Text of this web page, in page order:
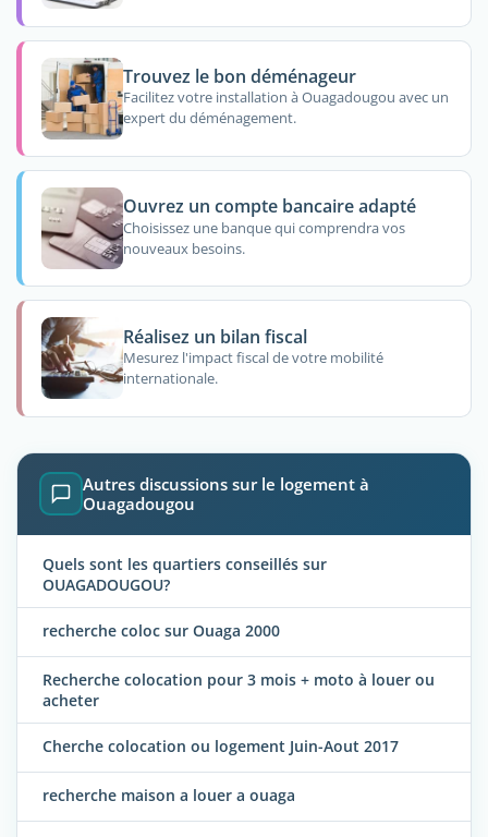
Trouvez le bon déménageur
Facilitez votre installation à Ouagadougou avec un
expert du déménagement.
Ouvrez un compte bancaire adapté
Choisissez une banque qui comprendra vos
nouveaux besoins.
Réalisez un bilan fiscal
Mesurez l'impact fiscal de votre mobilité
internationale.
Autres discussions sur le logement à
Ouagadougou
Quels sont les quartiers conseillés sur
OUAGADOUGOU?
recherche coloc sur Ouaga 2000
Recherche colocation pour 3 mois + moto à louer ou
acheter
Cherche colocation ou logement Juin-Aout 2017
recherche maison a louer a ouaga